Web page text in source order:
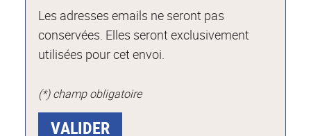
Les adresses emails ne seront pas
conservées. Elles seront exclusivement
utilisées pour cet envoi.
(*) champ obligatoire